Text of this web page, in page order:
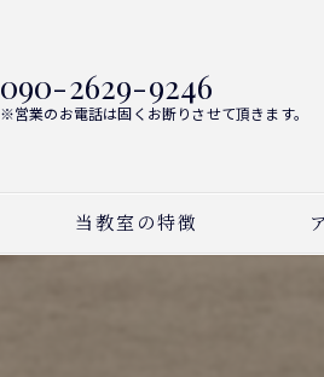
090-2629-9246
※営業のお電話は固くお断りさせて頂きます。
当教室の特徴